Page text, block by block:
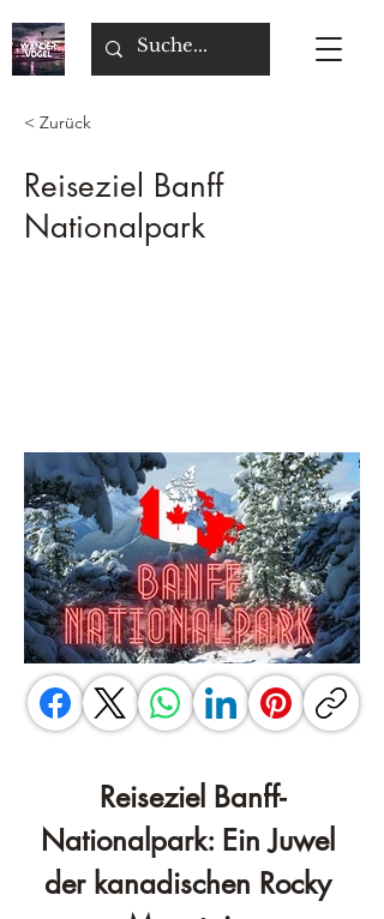
< Zurück
Reiseziel Banff
Nationalpark
Reiseziel Banff-
Nationalpark: Ein Juwel
der kanadischen Rocky